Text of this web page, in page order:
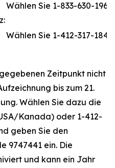
Wählen Sie 1-833-630-
Wählen Sie 1-412-317-
Zeitpunkt nicht
bis zum 21.
Wählen Sie dazu die
Kanada) oder 1-412-
geben Sie den
9747441 ein. Die
und kann ein Jahr